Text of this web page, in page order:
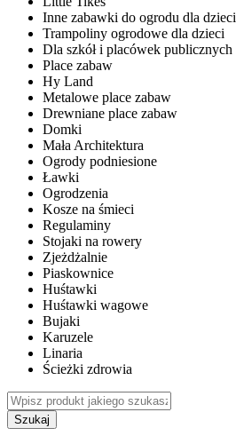
Inne zabawki do ogrodu dla dzieci
Trampoliny ogrodowe dla dzieci
Dla szkół i placówek publicznych
Place zabaw
Hy Land
Metalowe place zabaw
Drewniane place zabaw
Domki
Mała Architektura
Ogrody podniesione
Ławki
Ogrodzenia
Kosze na śmieci
Regulaminy
Stojaki na rowery
Zjeżdżalnie
Piaskownice
Huśtawki
Huśtawki wagowe
Bujaki
Karuzele
Linaria
Ścieżki zdrowia
Szukaj